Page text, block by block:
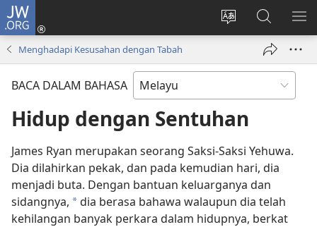
JW.ORG
Tukar
bahasa
web
Log
Masuk
baharu)
Cari
JW.ORG
Menghadapi Kesusahan dengan Tabah
BACA DALAM BAHASA
Hidup dengan Sentuhan
James Ryan merupakan seorang Saksi-Saksi Yehuwa.
Dia dilahirkan pekak, dan pada kemudian hari, dia
menjadi buta. Dengan bantuan keluarganya dan
sidangnya, adia berasa bahawa walaupun dia telah
kehilangan banyak perkara dalam hidupnya, berkat